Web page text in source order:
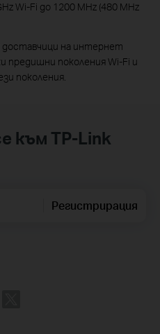
Wi-Fi до 1200 MHz (480 MHz
доставчици на интернет
предишни поколения Wi-Fi и
поколения.
към TP-Link
Регистрирация